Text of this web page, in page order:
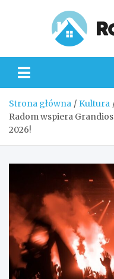
Strona główna
Kultura
Radom wspiera
2026!